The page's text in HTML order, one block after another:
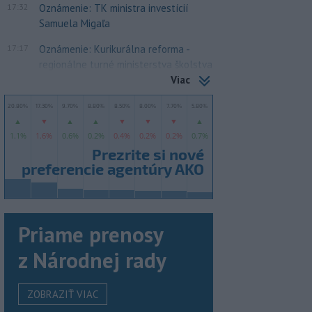
17:32
Oznámenie: TK ministra investícií
Samuela Migaľa
Oznámenie: Kurikurálna reforma -
regionálne turné ministerstva školstva
Viac
Priame prenosy
z Národnej rady
ZOBRAZIŤ VIAC